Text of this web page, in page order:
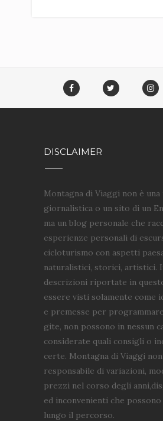
DISCLAIMER
Montagna di Viaggi non è
giornalistica o un sito di un
ma un blog personale che
esperienze personali di
cicloturismo con aspetti
naturalistici, storici, artistici.
descrizioni riportate in
essere visti solamente come
e premesse per
gite, non possono in nessun
considerate quali consigli o
certe. Montagna di Viaggi
responsabile di variazioni,
prezzi nel corso degli
ed inconvenienti che possono
lungo il percorso.